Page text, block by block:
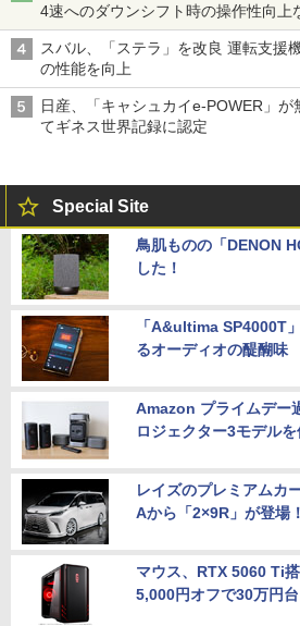
4速へのダウンシフト時の操作性向上
スバル、「ステラ」を改良 運転支援
の性能を向上
日産、「キャシュカイe-POWER」
てギネス世界記録に認定
Special Site
鳥肌ものの「DENON
した！
「A&ultima SP4000T
るオーディオの醍醐味
Amazon プライムデー
ロジェクター3モデル
レイズのプレミアムカ
Aから「2×9R」が登場！
マウス、RTX 5060 Ti
5,000円オフで30万円台